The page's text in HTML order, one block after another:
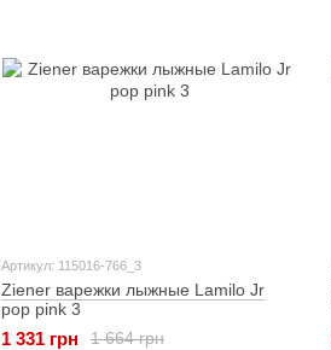
Артикул: 115016-766_3
Ziener варежки лыжные Lamilo Jr
pop pink 3
1 664 грн
1 331 грн